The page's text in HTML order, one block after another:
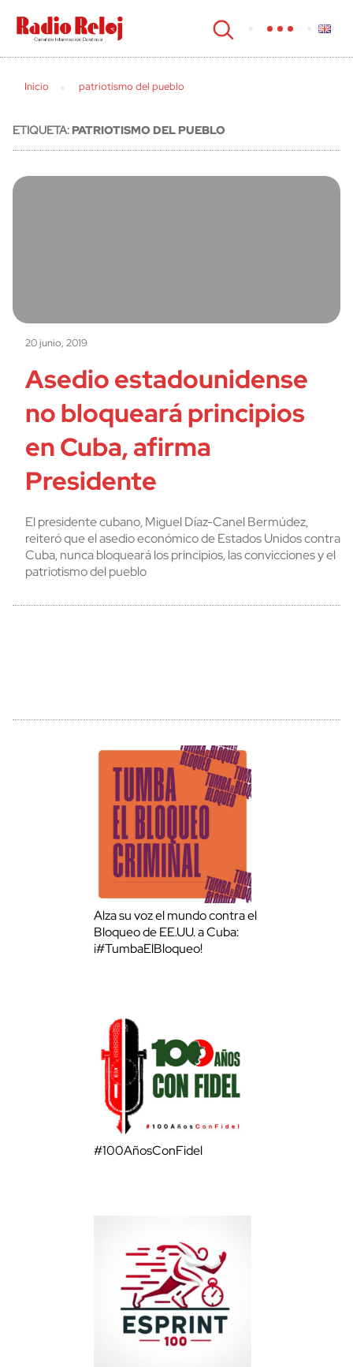
cerrar
Inicio patriotismo del pueblo
ETIQUETA:PATRIOTISMO DEL PUEBLO
20 junio, 2019
Asedio estadounidense
no bloqueará principios
en Cuba, afirma
Presidente
El presidente cubano, Miguel Díaz-Canel Bermúdez,
reiteró que el asedio económico de Estados Unidos contra
Cuba, nunca bloqueará los principios, las convicciones y el
patriotismo del pueblo
Alza su voz el mundo contra el
Bloqueo de EE.UU. a Cuba:
¡#TumbaElBloqueo!
#100AñosConFidel